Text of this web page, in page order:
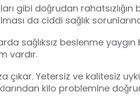
gibi doğrudan
da ciddi sağlık
sağlıksız beslenme
vardır.
çıkar. Yetersiz ve kalitesiz
kilo problemine